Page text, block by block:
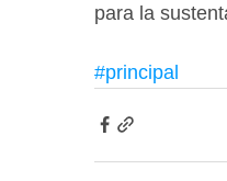
para la
#principal